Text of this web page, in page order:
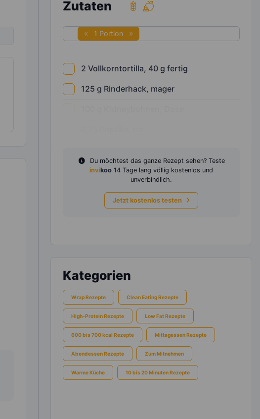
Zutaten
1 Portion
2 Vollkorntortilla, 40 g fertig
125 g Rinderhack, mager
Du möchtest das ganze Rezept sehen? Teste
invikoo 14 Tage lang völlig kostenlos und
unverbindlich.
Jetzt kostenlos testen
Kategorien
Wrap Rezepte Clean Eating Rezepte
High-Protein Rezepte Low Fat Rezepte
600 bis 700 kcal Rezepte Mittagessen Rezepte
Abendessen Rezepte Zum Mitnehmen
Warme Küche 10 bis 20 Minuten Rezepte